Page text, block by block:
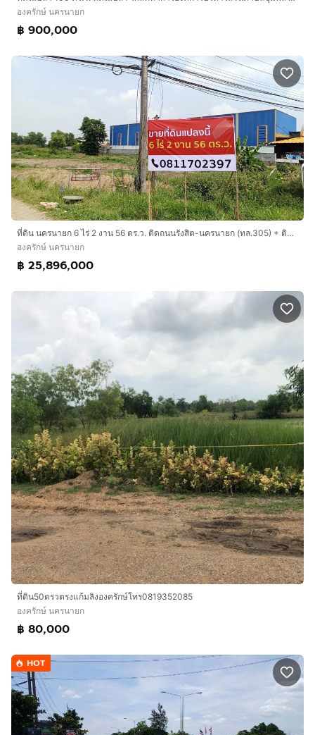
องครักษ์ นครนายก
฿ 900,000
ที่ดิน นครนายก 6 ไร่ 2 งาน 56 ตร.ว. ติดถนนรังสิต-นครนายก (ทล.305) + ติดแม่น้ำ ใกล้ปั๊มบางจาก เหมาะทำโกดัง โรงงาน
องครักษ์ นครนายก
฿ 25,896,000
ที่ดิน50ตรวตรงแก้มลิงองครักษ์โทร0819352085
องครักษ์ นครนายก
฿ 80,000
HOT